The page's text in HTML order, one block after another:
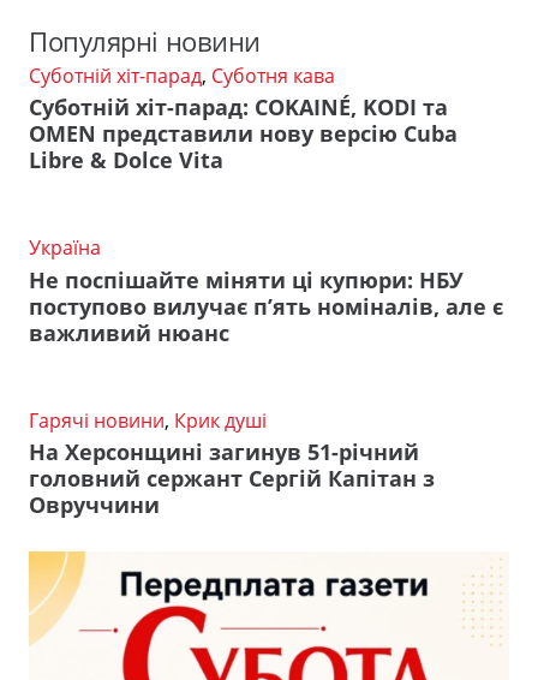
Популярні новини
Суботній хіт-парад, Суботня кава
Суботній хіт-парад: COKAINÉ, KODI та
OMEN представили нову версію Cuba
Libre & Dolce Vita
Україна
Не поспішайте міняти ці купюри: НБУ
поступово вилучає п’ять номіналів, але є
важливий нюанс
Гарячі новини, Крик душі
На Херсонщині загинув 51-річний
головний сержант Сергій Капітан з
Овруччини